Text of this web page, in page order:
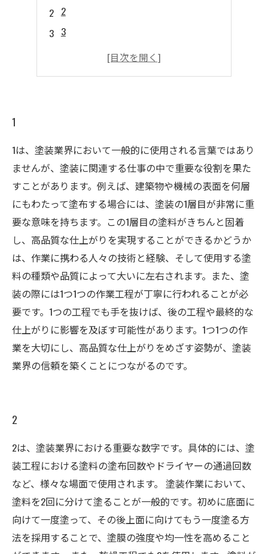
2
3
1
1は、塗装業界において一般的に使用される言葉ではあり
ませんが、塗装に関連する仕事の中で重要な役割を果た
すことがあります。例えば、建築物や機械の表面を何層
にもわたって塗布する場合には、塗装の1層目が非常に重
要な意味を持ちます。この1層目の塗料がきちんと固着
し、高品質な仕上がりを実現することができるかどうか
は、作業に携わる人々の技術と経験、そして使用する塗
料の種類や品質によって大いに左右されます。また、塗
装の際には1つ1つの作業工程が丁寧に行われることが必
要です。1つの工程でも手を抜けば、後の工程や最終的な
仕上がりに影響を及ぼす可能性があります。1つ1つの作
業を大切にし、高品質な仕上がりをめざす姿勢が、塗装
業界の信頼を築くことにつながるのです。
2
2は、塗装業界における重要な数字です。具体的には、塗
装工程における塗料の塗布回数やドライヤーの通過回数
など、様々な場面で使用されます。 塗装作業において、
塗料を2回に分けて塗ることが一般的です。初めに底面に
向けて一度塗って、その後上面に向けてもう一度塗る方
法を採用することで、塗膜の強度や均一性を高めること